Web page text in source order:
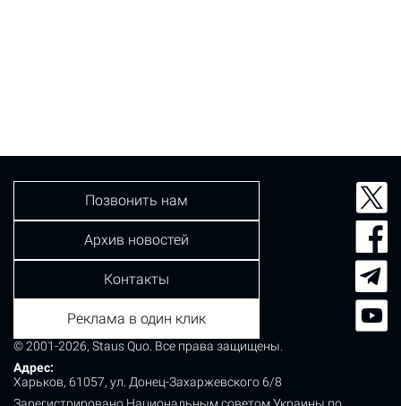
© 2001-2026, Staus Quo. Все права защищены.
Адрес:
Харьков, 61057, ул. Донец-Захаржевского 6/8
Позвонить нам
Архив новостей
Контакты
Реклама в один клик